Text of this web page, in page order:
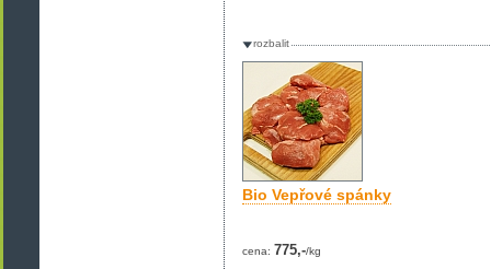
rozbalit
Bio Vepřové spánky
cena: 775,-/kg